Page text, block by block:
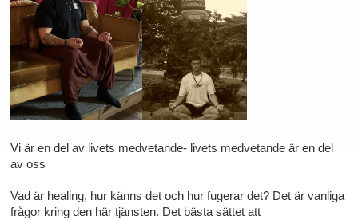
Vi är en del av livets medvetande- livets medvetande är en del
av oss
Vad är healing, hur känns det och hur fugerar det? Det är vanliga
frågor kring den här tjänsten. Det bästa sättet att